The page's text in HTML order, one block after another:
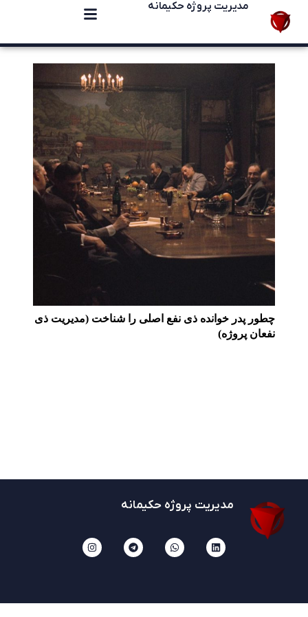
مدیریت پروژه حکیمانه
چطور پدر خوانده ذی نفع اصلی را شناخت (مدیریت ذی
نفعان پروژه)
مدیریت پروژه حکیمانه